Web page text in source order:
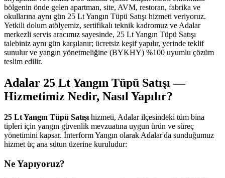
bölgenin önde gelen apartman, site, AVM, restoran, fabrika ve
okullarına aynı gün 25 Lt Yangın Tüpü Satışı hizmeti veriyoruz.
Yetkili dolum atölyemiz, sertifikalı teknik kadromuz ve Adalar
merkezli servis aracımız sayesinde, 25 Lt Yangın Tüpü Satışı
talebiniz aynı gün karşılanır; ücretsiz keşif yapılır, yerinde teklif
sunulur ve yangın yönetmeliğine (BYKHY) %100 uyumlu çözüm
teslim edilir.
Adalar 25 Lt Yangın Tüpü Satışı —
Hizmetimiz Nedir, Nasıl Yapılır?
25 Lt Yangın Tüpü Satışıhizmeti, Adalar ilçesindeki tüm bina
tipleri için yangın güvenlik mevzuatına uygun ürün ve süreç
yönetimini kapsar. İnterform Yangın olarak Adalar'da sunduğumuz
hizmet üç ana sütun üzerine kuruludur:
Ne Yapıyoruz?